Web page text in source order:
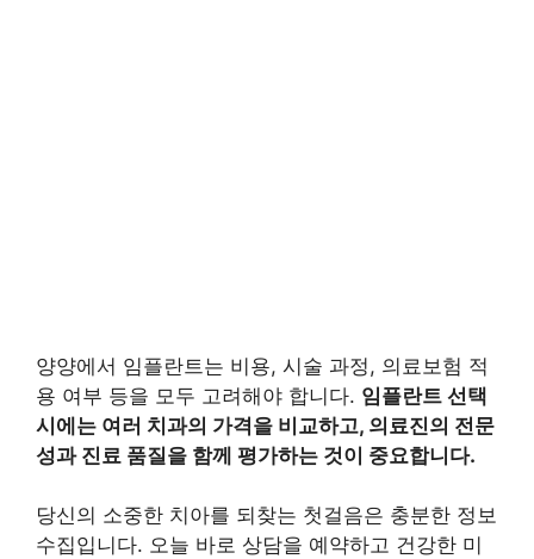
양양에서 임플란트는 비용, 시술 과정, 의료보험 적
용 여부 등을 모두 고려해야 합니다. 임플란트 선택
시에는 여러 치과의 가격을 비교하고, 의료진의 전문
성과 진료 품질을 함께 평가하는 것이 중요합니다.
당신의 소중한 치아를 되찾는 첫걸음은 충분한 정보
수집입니다. 오늘 바로 상담을 예약하고 건강한 미